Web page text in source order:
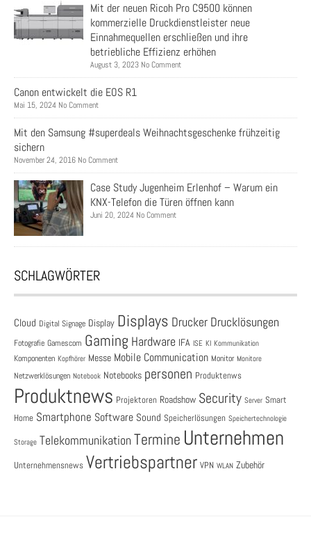
Mit der neuen Ricoh Pro C9500 können
kommerzielle Druckdienstleister neue
Einnahmequellen erschließen und ihre
betriebliche Effizienz erhöhen
August 3, 2023 No Comment
Canon entwickelt die EOS R1
Mai 15, 2024 No Comment
Mit den Samsung #superdeals Weihnachtsgeschenke frühzeitig
sichern
November 24, 2016 No Comment
Case Study Jugenheim Erlenhof – Warum ein
KNX-Telefon die Türen öffnen kann
Juni 20, 2024 No Comment
SCHLAGWÖRTER
Cloud Digital Signage Display Displays Drucker Drucklösungen
Fotografie Gamescom Gaming Hardware IFA ISE KI Kommunikation
Komponenten Kopfhörer Messe Mobile Communication Monitor Monitore
Netzwerklösungen Notebook Notebooks personen Produktenws
Produktnews Projektoren Roadshow Security Server Smart
Home Smartphone Software Sound Speicherlösungen Speichertechnologie
Storage Telekommunikation Termine Unternehmen
Unternehmensnews Vertriebspartner VPN WLAN Zubehör